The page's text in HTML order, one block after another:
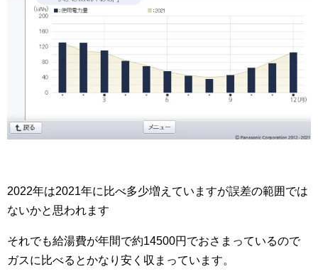
2022年は2021年に比べ多少増えていますが誤差の範囲では
ないかと思われます
それでも給湯費が年間で約14500円でおさまっているので
ガスに比べるとかなり安く収まっています。